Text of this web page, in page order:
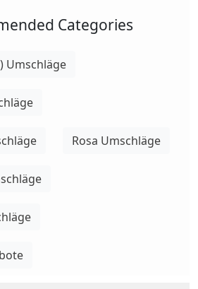
Categories
Umschläge
Rosa Umschläge